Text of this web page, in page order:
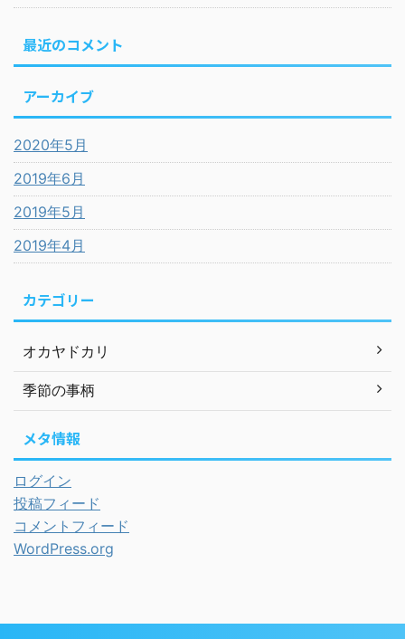
最近のコメント
アーカイブ
2020年5月
2019年6月
2019年5月
2019年4月
カテゴリー
オカヤドカリ
季節の事柄
メタ情報
ログイン
投稿フィード
コメントフィード
WordPress.org